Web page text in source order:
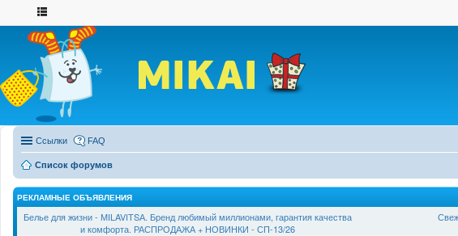
Ссылки FAQ
Список форумов
РЕКЛАМНЫЕ ОБЪЯВЛЕНИЯ
Белье для жизни - МILAVIТSА. Бренд любимый миллионами, гарантия качества
и комфорта. РАСПРОДАЖА + НОВИНКИ - СП-13/26